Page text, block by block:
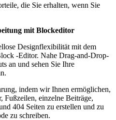
die Sie erhalten, wenn Sie
mit Blockeditor
Designflexibilität mit dem
-Editor. Nahe Drag-and-Drop-
an und sehen Sie Ihre
indem wir Ihnen ermöglichen,
Fußzeilen, einzelne Beiträge,
404 Seiten zu erstellen und zu
zu schreiben.